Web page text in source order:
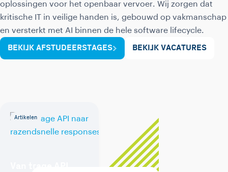
oplossingen voor het openbaar vervoer. Wij zorgen dat
kritische IT in veilige handen is, gebouwd op vakmanschap
en versterkt met AI binnen de hele software lifecycle.
BEKIJK AFSTUDEERSTAGES BEKIJK VACATURES
Artikelen